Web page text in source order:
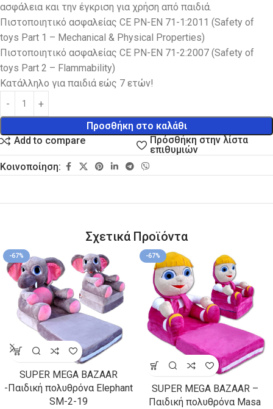
ασφάλεια και την έγκριση για χρήση από παιδιά.
Πιστοποιητικό ασφαλείας CE PN-EN 71-1:2011 (Safety of
toys Part 1 – Mechanical & Physical Properties)
Πιστοποιητικό ασφαλείας CE PN-EN 71-2:2007 (Safety of
toys Part 2 – Flammability)
Kατάλληλο για παιδιά εώς 7 ετών!
Προσθήκη στο καλάθι
Add to compare
Πρόσθήκη στην λίστα
επιθυμιών
Κοινοποίηση:
Σχετικά Προϊόντα
-67%
SUPER MEGA BAZAAR
-Παιδική πολυθρόνα Elephant
SM-2-19
-67%
SUPER MEGA BAZAAR –
Παιδική πολυθρόνα Masa